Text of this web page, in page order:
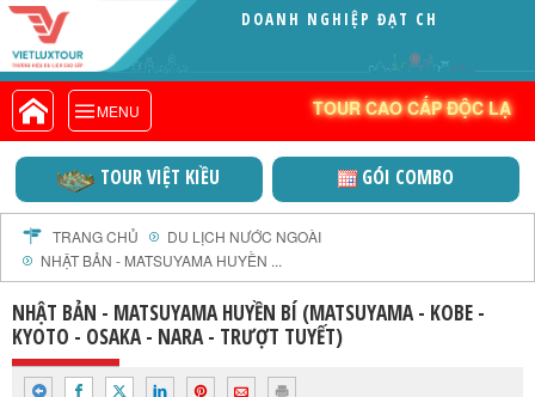
DOANH NGHIỆP ĐẠT CHỨNG
MENU TOUR CAO CẤP ĐỘC LẠ
VIETLUXTOUR.COM
TOUR CAO CẤP ĐỘC LẠ
TOUR TRONG NƯỚC
TOUR NƯỚC NGOÀI
TOUR KHỞI HÀNH TỪ HÀ NỘI
TOUR KHỞI HÀNH TỪ ĐÀ NẴNG
TOUR KHỞI HÀNH TỪ CẦN THƠ
TOUR ĐOÀN - M.I.C.E
TOUR COMBO
DỊCH VỤ
GÓI COMBO VIỆT NAM
TRANG CHỦ
DU LỊCH NƯỚC NGOÀI
NHẬT BẢN - MATSUYAMA HUYỀN ...
NHẬT BẢN - MATSUYAMA HUYỀN BÍ (MATSUYAMA - KOBE -
KYOTO - OSAKA - NARA - TRƯỢT TUYẾT)